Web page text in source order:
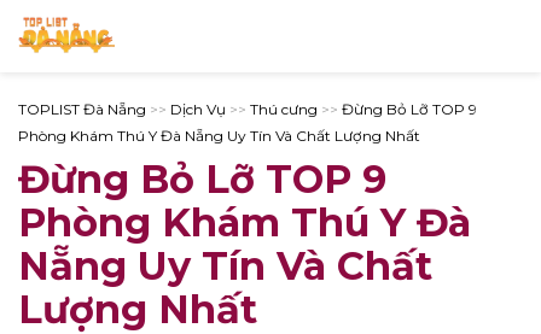
TOPLIST Đà Nẵng >> Dịch Vụ >> Thú cưng >> Đừng Bỏ Lỡ TOP 9
Phòng Khám Thú Y Đà Nẵng Uy Tín Và Chất Lượng Nhất
Đừng Bỏ Lỡ TOP 9
Phòng Khám Thú Y Đà
Nẵng Uy Tín Và Chất
Lượng Nhất